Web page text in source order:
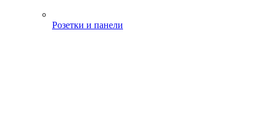
Розетки и панели